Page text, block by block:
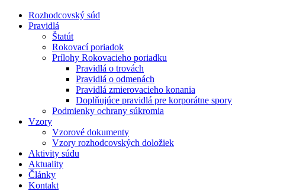
Rozhodcovský súd
Pravidlá
Štatút
Rokovací poriadok
Prílohy Rokovacieho poriadku
Pravidlá o trovách
Pravidlá o odmenách
Pravidlá zmierovacieho konania
Doplňujúce pravidlá pre korporátne spory
Podmienky ochrany súkromia
Vzory
Vzorové dokumenty
Vzory rozhodcovských doložiek
Aktivity súdu
Aktuality
Články
Kontakt